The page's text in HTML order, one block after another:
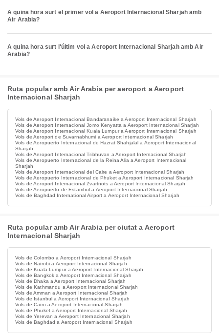
A quina hora surt el primer vol a Aeroport Internacional Sharjah amb
Air Arabia?
A quina hora surt l'últim vol a Aeroport Internacional Sharjah amb Air
Arabia?
Ruta popular amb Air Arabia per aeroport a Aeroport
Internacional Sharjah
Vols de Aeroport Internacional Bandaranaike a Aeroport Internacional Sharjah
Vols de Aeroport Internacional Jomo Kenyatta a Aeroport Internacional Sharjah
Vols de Aeroport Internacional Kuala Lumpur a Aeroport Internacional Sharjah
Vols de Aeroport de Suvarnabhumi a Aeroport Internacional Sharjah
Vols de Aeropuerto Internacional de Hazrat Shahjalal a Aeroport Internacional
Sharjah
Vols de Aeroport Internacional Tribhuvan a Aeroport Internacional Sharjah
Vols de Aeropuerto Internacional de la Reina Alia a Aeroport Internacional
Sharjah
Vols de Aeroport Internacional del Caire a Aeroport Internacional Sharjah
Vols de Aeropuerto Internacional de Phuket a Aeroport Internacional Sharjah
Vols de Aeroport Internacional Zvartnots a Aeroport Internacional Sharjah
Vols de Aeropuerto de Estambul a Aeroport Internacional Sharjah
Vols de Baghdad International Airport a Aeroport Internacional Sharjah
Ruta popular amb Air Arabia per ciutat a Aeroport
Internacional Sharjah
Vols de Colombo a Aeroport Internacional Sharjah
Vols de Nairobi a Aeroport Internacional Sharjah
Vols de Kuala Lumpur a Aeroport Internacional Sharjah
Vols de Bangkok a Aeroport Internacional Sharjah
Vols de Dhaka a Aeroport Internacional Sharjah
Vols de Kathmandu a Aeroport Internacional Sharjah
Vols de Amman a Aeroport Internacional Sharjah
Vols de Istanbul a Aeroport Internacional Sharjah
Vols de Cairo a Aeroport Internacional Sharjah
Vols de Phuket a Aeroport Internacional Sharjah
Vols de Yerevan a Aeroport Internacional Sharjah
Vols de Baghdad a Aeroport Internacional Sharjah